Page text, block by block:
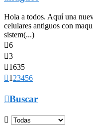
Hola a todos. Aquí una
celulares antiguos con
sistem(...)
6
3
1635
1 23456
Buscar
